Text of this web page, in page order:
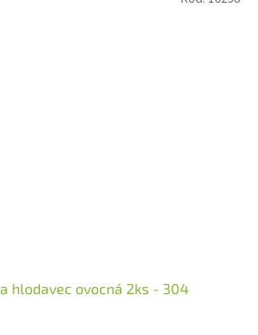
hlodavec ovocná 2ks - 304